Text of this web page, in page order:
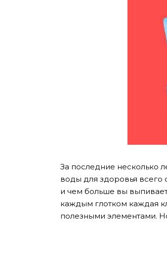
За последние несколько
воды для здоровья всего
и чем больше вы
каждым глотком каждая
полезными элементами.